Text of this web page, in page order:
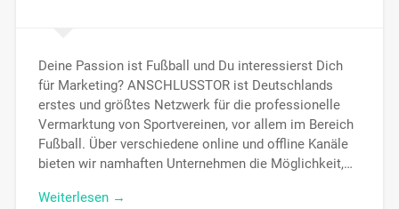
Deine Passion ist Fußball und Du interessierst Dich
für Marketing? ANSCHLUSSTOR ist Deutschlands
erstes und größtes Netzwerk für die professionelle
Vermarktung von Sportvereinen, vor allem im Bereich
Fußball. Über verschiedene online und offline Kanäle
bieten wir namhaften Unternehmen die Möglichkeit,…
Weiterlesen →